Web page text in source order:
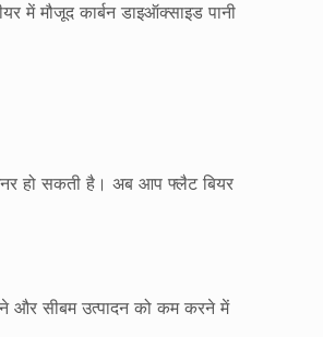
में मौजूद कार्बन डाइऑक्साइड पानी
हो सकती है। अब आप फ्लैट बियर
और सीबम उत्पादन को कम करने में